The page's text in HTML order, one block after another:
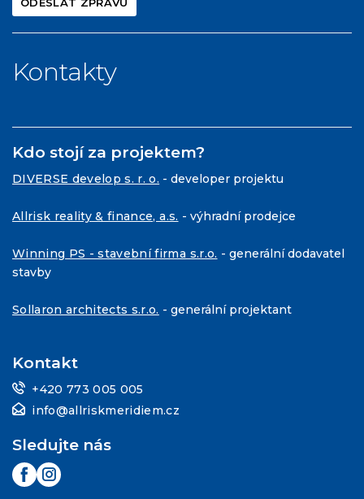
Kontakty
Kdo stojí za projektem?
DIVERSE develop s. r. o. - developer projektu
Allrisk reality & finance, a.s. - výhradní prodejce
Winning PS - stavební firma s.r.o. - generální dodavatel
stavby
Sollaron architects s.r.o. - generální projektant
Kontakt
+420 773 005 005
info@allriskmeridiem.cz
Sledujte nás